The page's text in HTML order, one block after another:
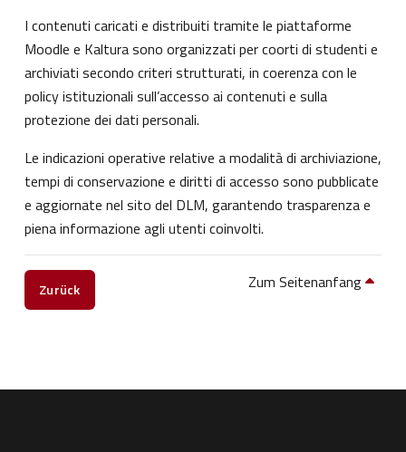
I contenuti caricati e distribuiti tramite le piattaforme
Moodle e Kaltura sono organizzati per coorti di studenti e
archiviati secondo criteri strutturati, in coerenza con le
policy istituzionali sull’accesso ai contenuti e sulla
protezione dei dati personali.
Le indicazioni operative relative a modalità di archiviazione,
tempi di conservazione e diritti di accesso sono pubblicate
e aggiornate nel sito del DLM, garantendo trasparenza e
piena informazione agli utenti coinvolti.
Zurück Zum Seitenanfang